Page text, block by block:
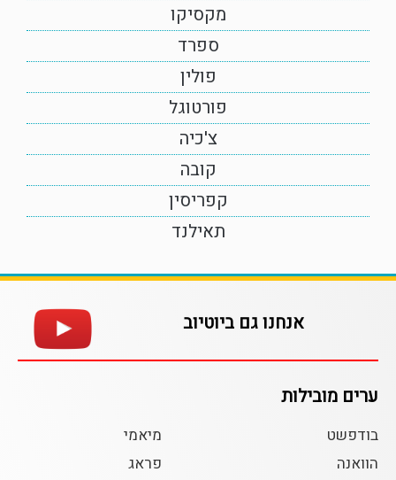
מקסיקו
ספרד
פולין
פורטוגל
צ'כיה
קובה
קפריסין
תאילנד
אנחנו גם ביוטיוב
ערים מובילות
בודפשט
הוואנה
מיאמי
פראג